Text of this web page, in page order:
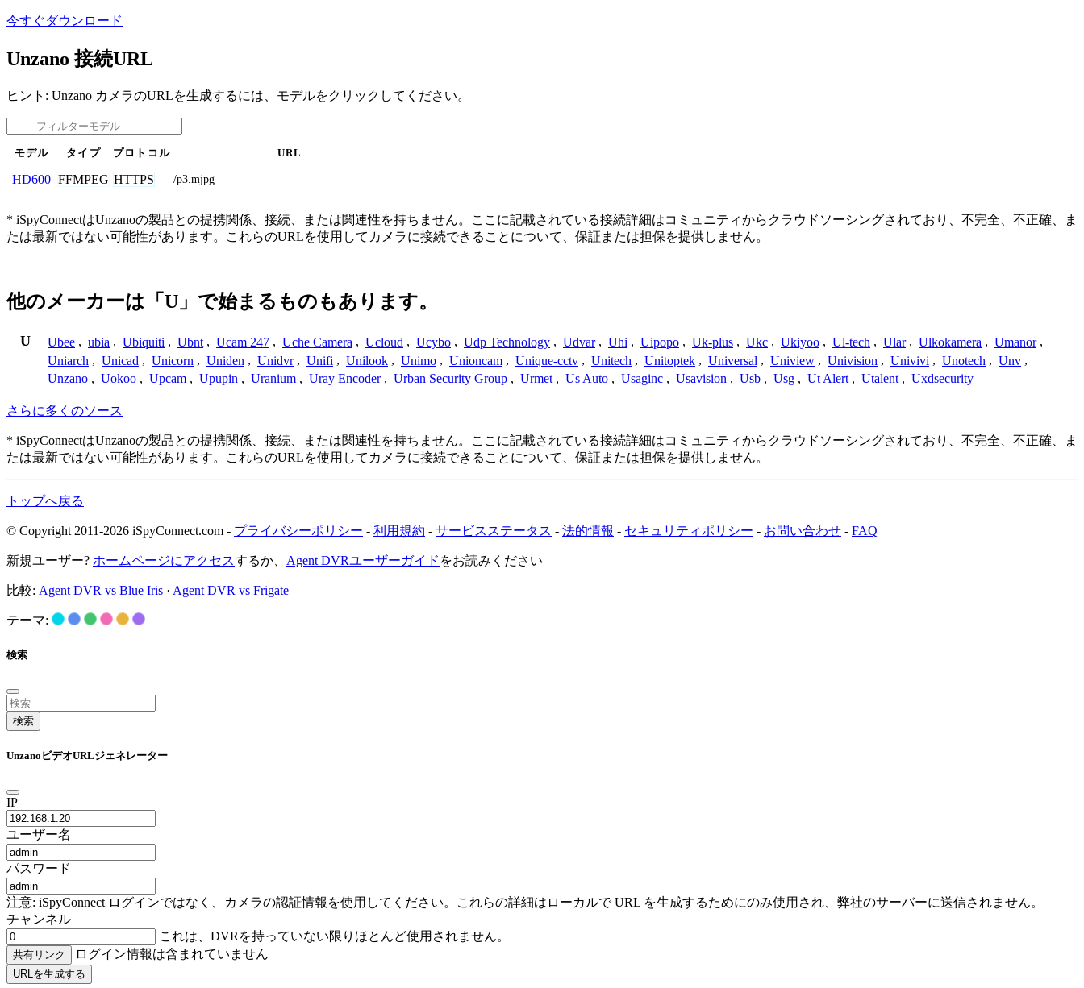
今すぐダウンロード
Unzano 接続URL
ヒント: Unzano カメラのURLを生成するには、モデルをクリックしてください。
モデル タイプ プロトコル URL
HD600 FFMPEG HTTPS /p3.mjpg
* iSpyConnectはUnzanoの製品との提携関係、接続、または関連性を持ちません。ここに記載されている接続詳細はコミュニティからクラウドソーシングされており、不完全、不正確、ま
たは最新ではない可能性があります。これらのURLを使用してカメラに接続できることについて、保証または担保を提供しません。
他のメーカーは「U」で始まるものもあります。
U Ubee , ubia , Ubiquiti , Ubnt , Ucam 247 , Uche Camera , Ucloud , Ucybo , Udp Technology , Udvar , Uhi , Uipopo , Uk-plus , Ukc , Ukiyoo , Ul-tech , Ular , Ulkokamera , Umanor ,
Uniarch , Unicad , Unicorn , Uniden , Unidvr , Unifi , Unilook , Unimo , Unioncam , Unique-cctv , Unitech , Unitoptek , Universal , Uniview , Univision , Univivi , Unotech , Unv ,
Unzano , Uokoo , Upcam , Upupin , Uranium , Uray Encoder , Urban Security Group , Urmet , Us Auto , Usaginc , Usavision , Usb , Usg , Ut Alert , Utalent , Uxdsecurity
さらに多くのソース
* iSpyConnectはUnzanoの製品との提携関係、接続、または関連性を持ちません。ここに記載されている接続詳細はコミュニティからクラウドソーシングされており、不完全、不正確、ま
たは最新ではない可能性があります。これらのURLを使用してカメラに接続できることについて、保証または担保を提供しません。
トップへ戻る
© Copyright 2011-2026 iSpyConnect.com - プライバシーポリシー - 利用規約 - サービスステータス - 法的情報 - セキュリティポリシー - お問い合わせ - FAQ
新規ユーザー? ホームページにアクセスするか、 Agent DVRユーザーガイド をお読みください
比較: Agent DVR vs Blue Iris · Agent DVR vs Frigate
テーマ:
検索
検索
UnzanoビデオURLジェネレーター
IP
ユーザー名
パスワード
注意: iSpyConnect ログインではなく、カメラの認証情報を使用してください。これらの詳細はローカルで URL を生成するためにのみ使用され、弊社のサーバーに送信されません。
チャンネル
これは、DVRを持っていない限りほとんど使用されません。
共有リンク ログイン情報は含まれていません
URLを生成する